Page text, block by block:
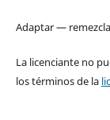
Adaptar —
La licenciante no
los términos de la